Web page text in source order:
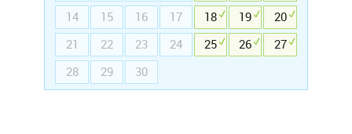
14
15 16 17 18 19
20
21
22 23 24 25 26
27
28
29 30